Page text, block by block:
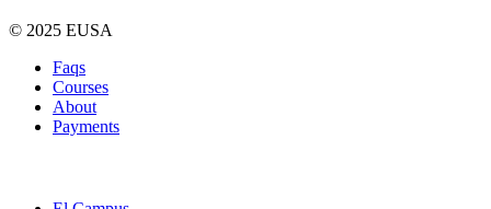
© 2025 EUSA
Faqs
Courses
About
Payments